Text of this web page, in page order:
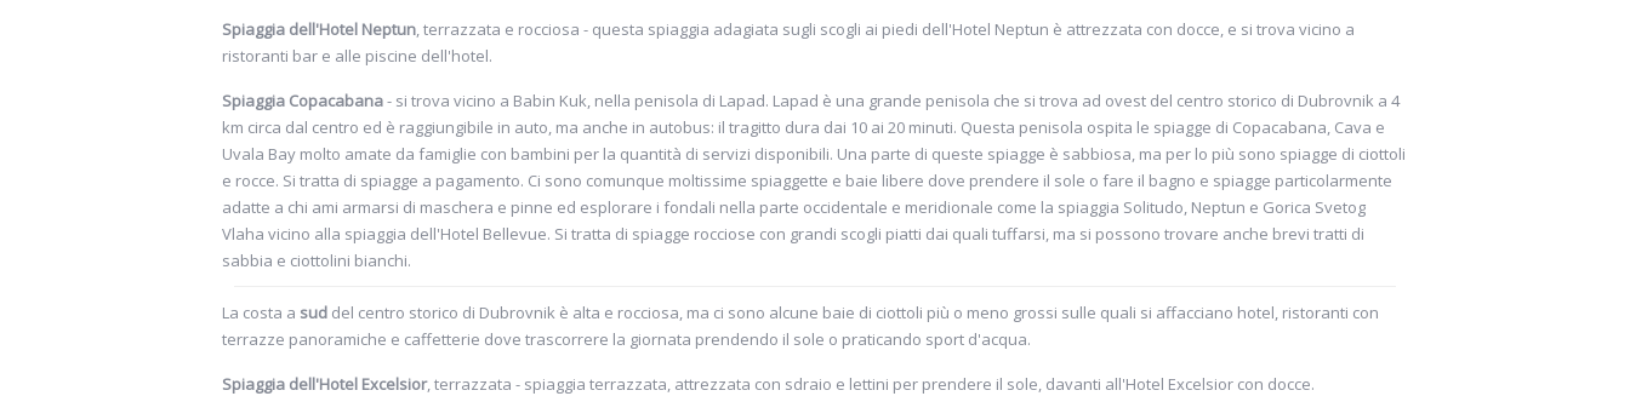
Spiaggia dell'Hotel Neptun, terrazzata e rocciosa - questa spiaggia adagiata sugli scogli ai piedi dell'Hotel Neptun è attrezzata con docce, e si trova vicino a
ristoranti bar e alle piscine dell'hotel.
Spiaggia Copacabana- si trova vicino a Babin Kuk, nella penisola di Lapad. Lapad è una grande penisola che si trova ad ovest del centro storico di Dubrovnik a 4
km circa dal centro ed è raggiungibile in auto, ma anche in autobus: il tragitto dura dai 10 ai 20 minuti. Questa penisola ospita le spiagge di Copacabana, Cava e
Uvala Bay molto amate da famiglie con bambini per la quantità di servizi disponibili. Una parte di queste spiagge è sabbiosa, ma per lo più sono spiagge di ciottoli
e rocce. Si tratta di spiagge a pagamento. Ci sono comunque moltissime spiaggette e baie libere dove prendere il sole o fare il bagno e spiagge particolarmente
adatte a chi ami armarsi di maschera e pinne ed esplorare i fondali nella parte occidentale e meridionale come la spiaggia Solitudo, Neptun e Gorica Svetog
Vlaha vicino alla spiaggia dell'Hotel Bellevue. Si tratta di spiagge rocciose con grandi scogli piatti dai quali tuffarsi, ma si possono trovare anche brevi tratti di
sabbia e ciottolini bianchi.
La costa a suddel centro storico di Dubrovnik è alta e rocciosa, ma ci sono alcune baie di ciottoli più o meno grossi sulle quali si affacciano hotel, ristoranti con
terrazze panoramiche e caffetterie dove trascorrere la giornata prendendo il sole o praticando sport d'acqua.
Spiaggia dell'Hotel Excelsior, terrazzata - spiaggia terrazzata, attrezzata con sdraio e lettini per prendere il sole, davanti all'Hotel Excelsior con docce.